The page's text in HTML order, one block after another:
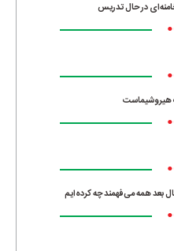
در حال تدریس
هیروشیماست